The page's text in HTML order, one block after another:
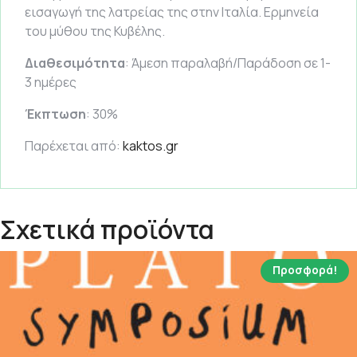
εισαγωγή της λατρείας της στην Ιταλία. Ερμηνεία
του μύθου της Κυβέλης.
Διαθεσιμότητα: Άμεση παραλαβή/Παράδοση σε 1-
3 ημέρες
Έκπτωση: 30%
Παρέχεται από: kaktos.gr
Σχετικά προϊόντα
Προσφορά!